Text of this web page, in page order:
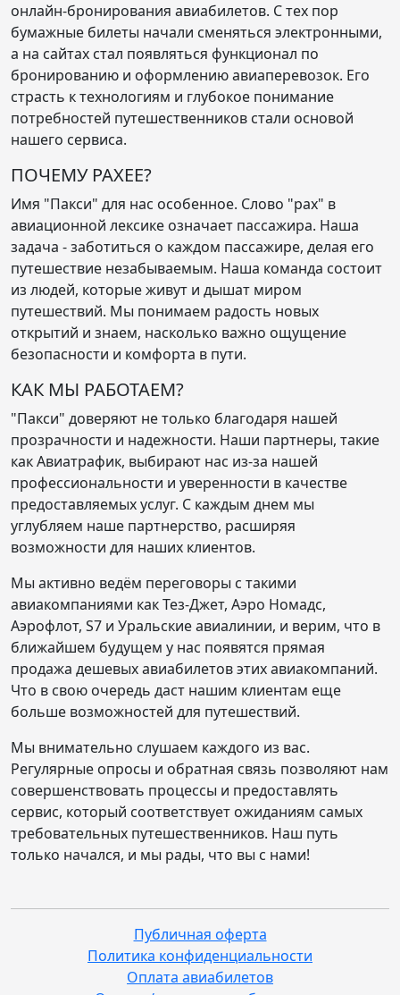
онлайн-бронирования авиабилетов. С тех пор
бумажные билеты начали сменяться электронными,
а на сайтах стал появляться функционал по
бронированию и оформлению авиаперевозок. Его
страсть к технологиям и глубокое понимание
потребностей путешественников стали основой
нашего сервиса.
ПОЧЕМУ PAXEE?
Имя "Пакси" для нас особенное. Слово "pax" в
авиационной лексике означает пассажира. Наша
задача - заботиться о каждом пассажире, делая его
путешествие незабываемым. Наша команда состоит
из людей, которые живут и дышат миром
путешествий. Мы понимаем радость новых
открытий и знаем, насколько важно ощущение
безопасности и комфорта в пути.
КАК МЫ РАБОТАЕМ?
"Пакси" доверяют не только благодаря нашей
прозрачности и надежности. Наши партнеры, такие
как Авиатрафик, выбирают нас из-за нашей
профессиональности и уверенности в качестве
предоставляемых услуг. С каждым днем мы
углубляем наше партнерство, расширяя
возможности для наших клиентов.
Мы активно ведём переговоры с такими
авиакомпаниями как Тез-Джет, Аэро Номадс,
Аэрофлот, S7 и Уральские авиалинии, и верим, что в
ближайшем будущем у нас появятся прямая
продажа дешевых авиабилетов этих авиакомпаний.
Что в свою очередь даст нашим клиентам еще
больше возможностей для путешествий.
Мы внимательно слушаем каждого из вас.
Регулярные опросы и обратная связь позволяют нам
совершенствовать процессы и предоставлять
сервис, который соответствует ожиданиям самых
требовательных путешественников. Наш путь
только начался, и мы рады, что вы с нами!
Публичная оферта
Политика конфиденциальности
Оплата авиабилетов